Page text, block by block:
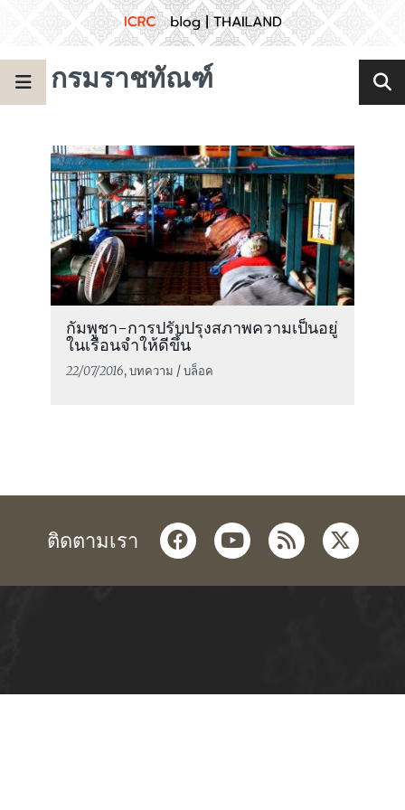
กรมราชทัณฑ์
กัมพูชา-การปรับปรุงสภาพความเป็นอยู่
ในเรือนจำให้ดีขึ้น
22/07/2016, บทความ / บล็อค
ติดตามเรา facebookyoutube
rss twitter